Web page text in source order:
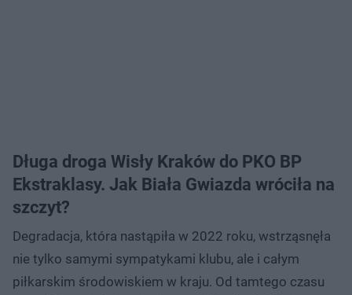
Długa droga Wisły Kraków do PKO BP
Ekstraklasy. Jak Biała Gwiazda wróciła na
szczyt?
Degradacja, która nastąpiła w 2022 roku, wstrząsnęła
nie tylko samymi sympatykami klubu, ale i całym
piłkarskim środowiskiem w kraju. Od tamtego czasu